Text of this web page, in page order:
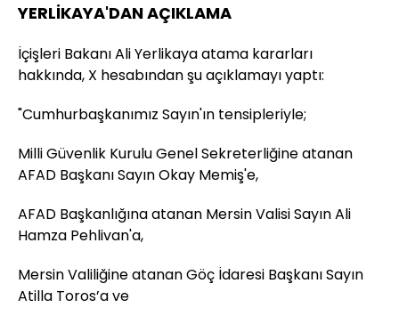
YERLİKAYA'DAN AÇIKLAMA
İçişleri Bakanı Ali Yerlikaya atama kararları
hakkında, X hesabından şu açıklamayı yaptı:
"Cumhurbaşkanımız Sayın'ın tensipleriyle;
Milli Güvenlik Kurulu Genel Sekreterliğine atanan
AFAD Başkanı Sayın Okay Memiş'e,
AFAD Başkanlığına atanan Mersin Valisi Sayın Ali
Hamza Pehlivan'a,
Mersin Valiliğine atanan Göç İdaresi Başkanı Sayın
Atilla Toros’a ve